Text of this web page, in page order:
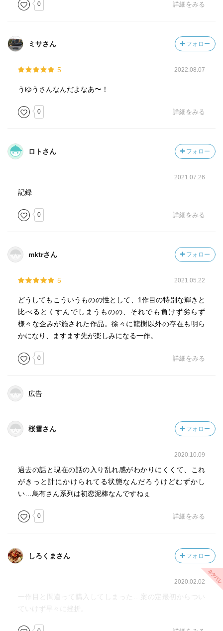
0 詳細をみる
ミサさん フォロー
5 2022.08.07
うゆうさんなんだよなあ〜！
0 詳細をみる
ロトさん フォロー
2021.07.26
記録
0 詳細をみる
mktrさん フォロー
5 2021.05.22
どうしてもこういうものの性として、1作目の特別な輝きと
比べるとくすんでしまうものの、それでも負けず劣らず
様々な企みが施された作品。徐々に龍樹以外の存在も明ら
かになり、ますます先が楽しみになる一作。
0 詳細をみる
広告
桜雪さん フォロー
2020.10.09
過去の話と現在の話の入り乱れ感がわかりにくくて、これ
がきっと計にかけられてる状態なんだろうけどむずかし
い…烏有さん系列は初恋泥棒なんですねぇ
0 詳細をみる
しろくまさん フォロー
2020.02.02
一作目と間違って購入してしまった…案の定最初からつい
ていけず早々に挫折。